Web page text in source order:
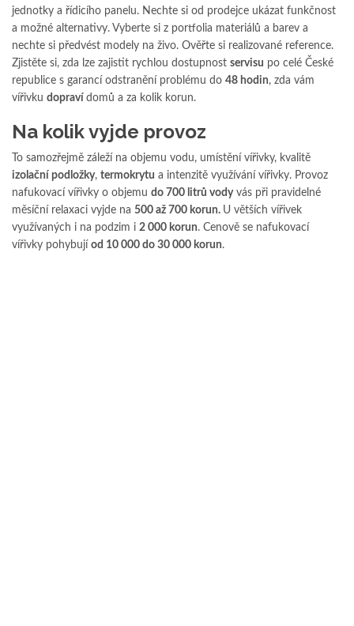
jednotky a řídicího panelu. Nechte si od prodejce ukázat funkčnost
a možné alternativy. Vyberte si z portfolia materiálů a barev a
nechte si předvést modely na živo. Ověřte si realizované reference.
Zjistěte si, zda lze zajistit rychlou dostupnost servisu po celé České
republice s garancí odstranění problému do 48 hodin, zda vám
vířivku dopraví domů a za kolik korun.
Na kolik vyjde provoz
To samozřejmě záleží na objemu vodu, umístění vířivky, kvalitě
izolační podložky, termokrytu a intenzitě využívání vířivky. Provoz
nafukovací vířivky o objemu do 700 litrů vodyvás při pravidelné
měsíční relaxaci vyjde na 500 až 700 korun. U větších vířivek
využívaných i na podzim i 2 000 korun. Cenově se nafukovací
vířivky pohybují od 10 000 do 30 000 korun.